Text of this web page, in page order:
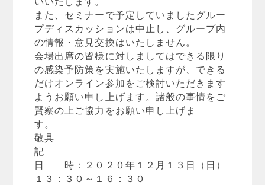
また、セミナーで予定していましたグルー
プディスカッションは中止し、グループ内
の情報・意見交換はいたしません。
会場出席の皆様に対しましてはできる限り
の感染予防策を実施いたしますが、できる
だけオンライン参加をご検討いただきます
ようお願い申し上げます。諸般の事情をご
賢察の上ご協力をお願い申し上げま
す
敬具
記
日 時：２０２０年１２月１３日（日）
１３：３０～１６：３０